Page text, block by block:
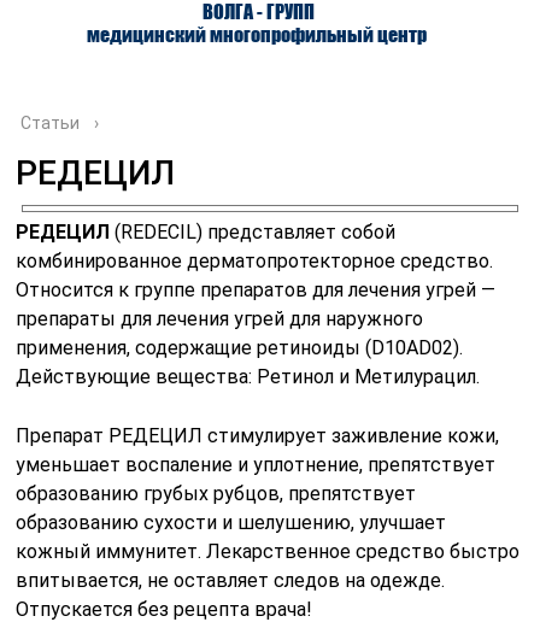
ВОЛГА - ГРУПП
медицинский многопрофильный центр
О ЦЕНТРЕ ВРАЧИ УСЛУГИ
Статьи ›
РЕДЕЦИЛ
РЕДЕЦИЛ (REDECIL) представляет собой
комбинированное дерматопротекторное средство.
Относится к группе препаратов для лечения угрей —
препараты для лечения угрей для наружного
применения, содержащие ретиноиды (D10AD02).
Действующие вещества: Ретинол и Метилурацил.
Препарат РЕДЕЦИЛ стимулирует заживление кожи,
уменьшает воспаление и уплотнение, препятствует
образованию грубых рубцов, препятствует
образованию сухости и шелушению, улучшает
кожный иммунитет. Лекарственное средство быстро
впитывается, не оставляет следов на одежде.
Отпускается без рецепта врача!